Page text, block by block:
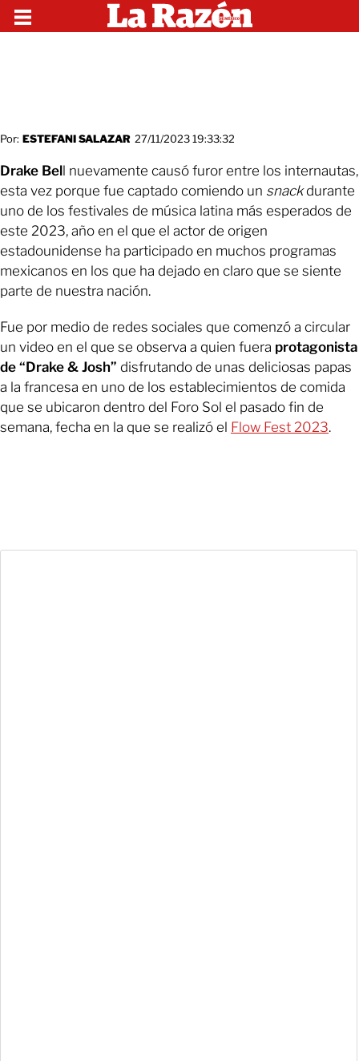
Por: ESTEFANI SALAZAR 27/11/2023 19:33:32
Drake Bell nuevamente causó furor entre los internautas,
esta vez porque fue captado comiendo un snackdurante
uno de los festivales de música latina más esperados de
este 2023, año en el que el actor de origen
estadounidense ha participado en muchos programas
mexicanos en los que ha dejado en claro que se siente
parte de nuestra nación.
Fue por medio de redes sociales que comenzó a circular
un video en el que se observa a quien fuera protagonista
de “Drake & Josh” disfrutando de unas deliciosas papas
a la francesa en uno de los establecimientos de comida
que se ubicaron dentro del Foro Sol el pasado fin de
semana, fecha en la que se realizó el Flow Fest 2023.